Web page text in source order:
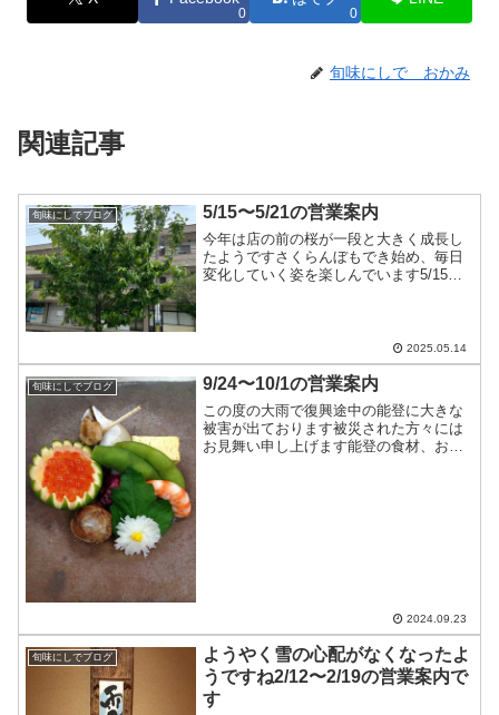
0 0
旬味にしで おかみ
関連記事
旬味にしでブログ 5/15〜5/21の営業案内
今年は店の前の桜が一段と大きく成長し
たようですさくらんぼもでき始め、毎日
変化していく姿を楽しんでいます5/15〜
2025.05.14
旬味にしでブログ 9/24〜10/1の営業案内
この度の大雨で復興途中の能登に大きな
被害が出ております被災された方々には
お見舞い申し上げます能登の食材、お酒
2024.09.23
旬味にしでブログ
ようやく雪の心配がなくなったよ
うですね2/12〜2/19の営業案内で
す